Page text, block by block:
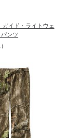
ガイド・ライトウェ
ンツ